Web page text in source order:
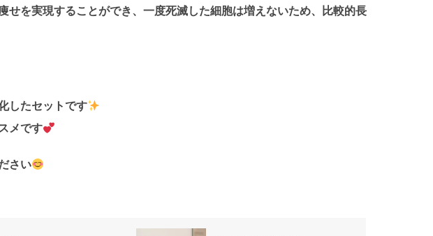
せを実現することができ、一度死滅した細胞は増えないため、比較的長
したセットです
メです
さい